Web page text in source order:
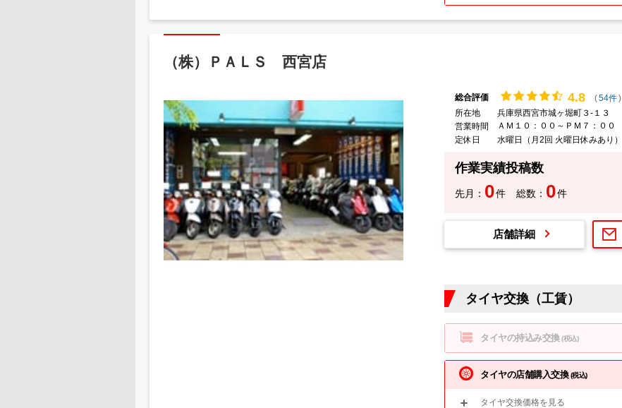
（株）ＰＡＬＳ 西宮店
総合評価 4.8 (54件)
所在地
兵庫県西宮市城ヶ堀町３-１３
営業時間
ＡＭ１０：００～ＰＭ７：００
定休日
水曜日（月2回 火曜日休みあり）
作業実績投稿数
先月： 0件 総数： 0件
店舗詳細
タイヤ交換（工賃）
タイヤの持込み交換(税込)
タイヤの店舗購入交換(税込)
タイヤ交換価格を見る